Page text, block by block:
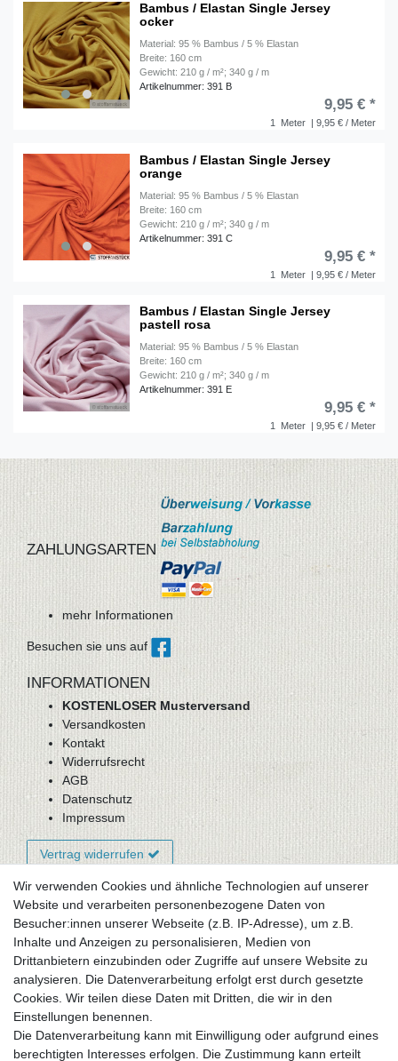
Bambus / Elastan Single Jersey
ocker
Material: 95 % Bambus / 5 % Elastan
Breite: 160 cm
Gewicht: 210 g / m²; 340 g / m
Artikelnummer: 391 B
1 Meter | 9,95 € / Meter
9,95 € *
Bambus / Elastan Single Jersey
orange
Material: 95 % Bambus / 5 % Elastan
Breite: 160 cm
Gewicht: 210 g / m²; 340 g / m
Artikelnummer: 391 C
1 Meter | 9,95 € / Meter
9,95 € *
Bambus / Elastan Single Jersey
pastell rosa
Material: 95 % Bambus / 5 % Elastan
Breite: 160 cm
Gewicht: 210 g / m²; 340 g / m
Artikelnummer: 391 E
1 Meter | 9,95 € / Meter
9,95 € *
ZAHLUNGSARTEN
mehr Informationen
Besuchen sie uns auf
INFORMATIONEN
KOSTENLOSER Musterversand
Versandkosten
Kontakt
Widerrufsrecht
AGB
Datenschutz
Impressum
Vertrag widerrufen
Newsletter-Anmeldung
FAQ / Fragen
Mein Warenkorb
Mein Merkzettel
Mein Konto
UNSER LADENGESCHÄFT
Gottlieb-Daimler-Str. 10
Wir verwenden Cookies und ähnliche Technologien auf unserer
Website und verarbeiten personenbezogene Daten von
Besucher:innen unserer Webseite (z.B. IP-Adresse), um z.B.
Inhalte und Anzeigen zu personalisieren, Medien von
Drittanbietern einzubinden oder Zugriffe auf unsere Website zu
analysieren. Die Datenverarbeitung erfolgt erst durch gesetzte
Cookies. Wir teilen diese Daten mit Dritten, die wir in den
Einstellungen benennen.
Die Datenverarbeitung kann mit Einwilligung oder aufgrund eines
berechtigten Interesses erfolgen. Die Zustimmung kann erteilt